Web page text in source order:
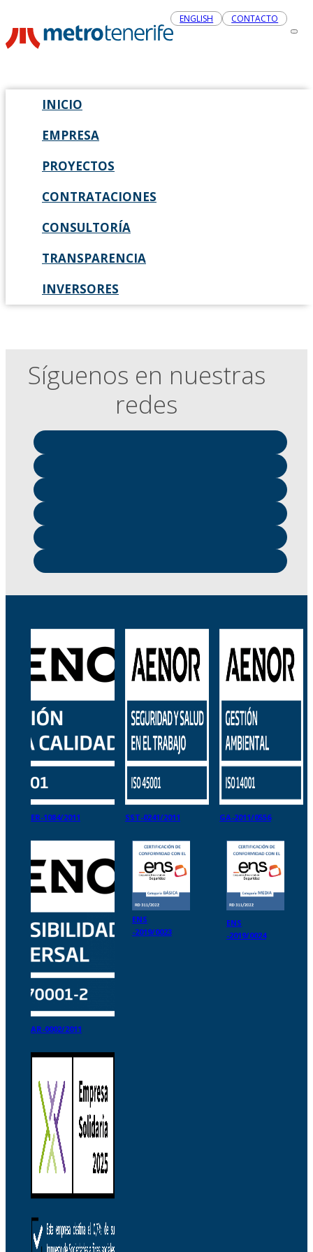
ENGLISH CONTACTO
INICIO
EMPRESA
PROYECTOS
CONTRATACIONES
CONSULTORÍA
TRANSPARENCIA
INVERSORES
Síguenos en nuestras
redes
ER-1084/2011 SST-0241/2011 GA-2011/0556
AR-0002/2011
ENS
-2019/0023
ENS
-2019/0024